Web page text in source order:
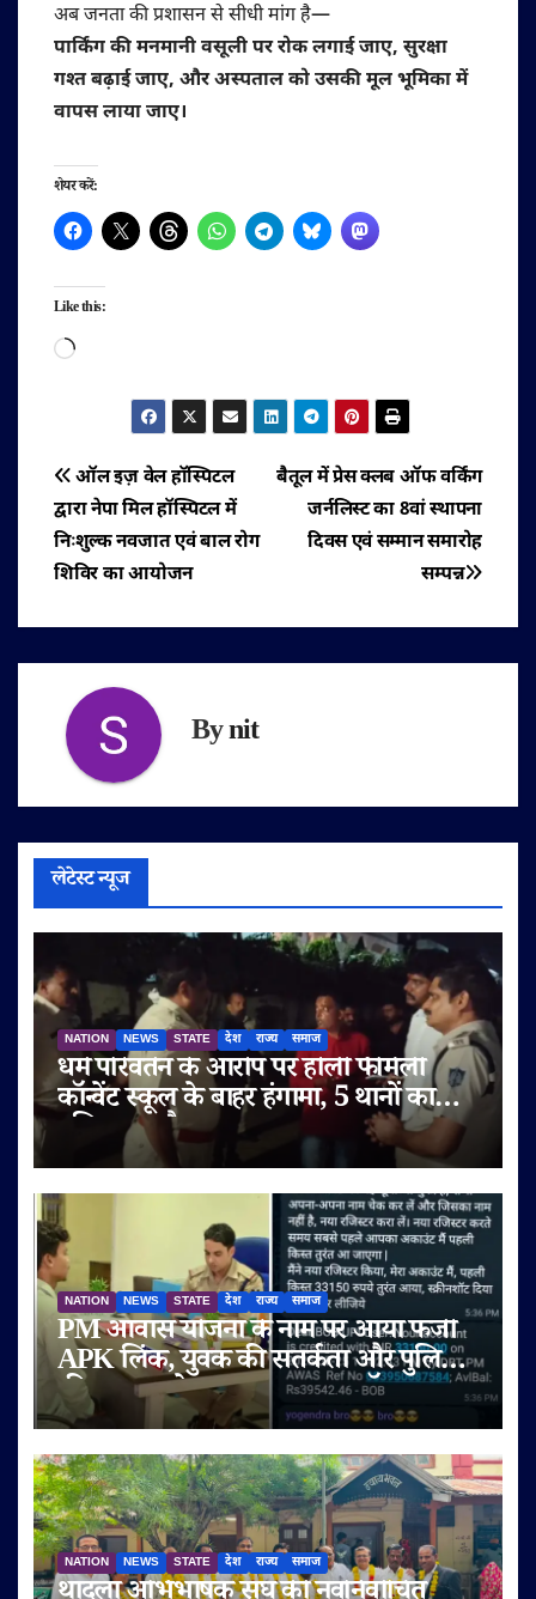
अब जनता की प्रशासन से सीधी मांग है—
पार्किंग की मनमानी वसूली पर रोक लगाई जाए, सुरक्षा
गश्त बढ़ाई जाए, और अस्पताल को उसकी मूल भूमिका में
वापस लाया जाए।
शेयर करें:
Like this:
Loading…
पोस्ट
नेविगेशन
बैतूल में प्रेस क्लब ऑफ वर्किंग
जर्नलिस्ट का 8वां स्थापना
दिवस एवं सम्मान समारोह
सम्पन्न
ऑल इज़ वेल हॉस्पिटल
द्वारा नेपा मिल हॉस्पिटल में
निःशुल्क नवजात एवं बाल रोग
शिविर का आयोजन
Bynit
लेटेस्ट न्यूज
NATION NEWS STATE देश राज्य समाज
धर्म परिवर्तन के आरोप पर होली फैमिली
कॉन्वेंट स्कूल के बाहर हंगामा, 5 थानों का
पुलिस बल तैनात
NATION NEWS STATE देश राज्य समाज
PM आवास योजना के नाम पर आया फर्जी
APK लिंक, युवक की सतर्कता और पुलिस
की तत्परता से टला बड़ा साइबर फ्रॉड
NATION NEWS STATE देश राज्य समाज